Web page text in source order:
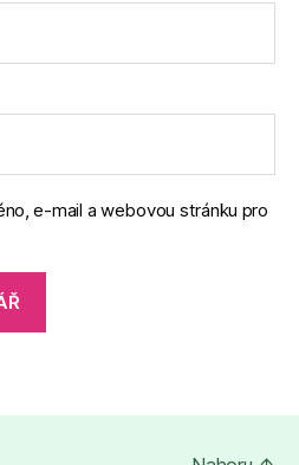
e-mail a webovou stránku pro